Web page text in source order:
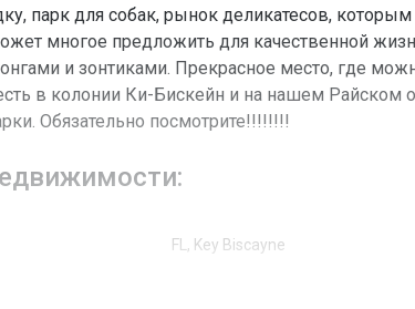
парк для собак, рынок деликатесов, которым
многое предложить для качественной
и зонтиками. Прекрасное место, где
в колонии Ки-Бискейн и на нашем Райском
Обязательно посмотрите!!!!!!!!
FL, Key Biscayne